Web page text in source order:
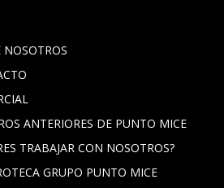
NOSOTROS
ANTERIORES DE PUNTO MICE
TRABAJAR CON NOSOTROS?
GRUPO PUNTO MICE